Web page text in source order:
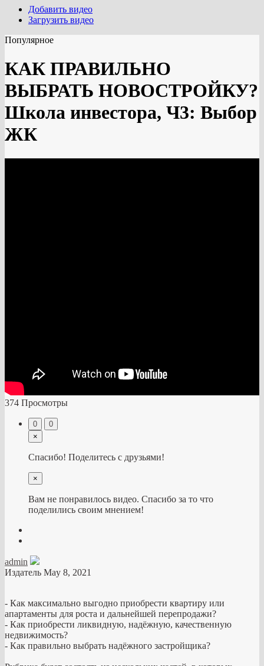
Добавить видео
Загрузить видео
Популярное
КАК ПРАВИЛЬНО
ВЫБРАТЬ НОВОСТРОЙКУ?
Школа инвестора, Ч3: Выбор
ЖК
374 Просмотры
0
0
×
Спасибо! Поделитесь с друзьями!
×
Вам не понравилось видео. Спасибо за то что
поделились своим мнением!
admin
Издатель May 8, 2021
- Как максимально выгодно приобрести квартиру или
апартаменты для роста и дальнейшей перепродажи?
- Как приобрести ликвидную, надёжную, качественную
недвижимость?
- Как правильно выбрать надёжного застройщика?